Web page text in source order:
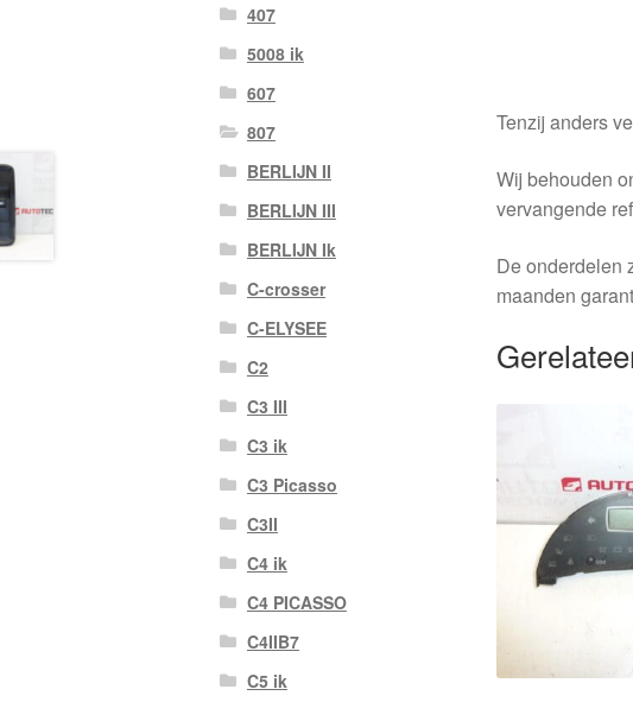
Tenzij anders
Wij behouden
vervangende
De onderdelen
maanden
407
5008 ik
607
807
BERLIJN II
BERLIJN III
BERLIJN Ik
C-crosser
C-ELYSEE
C2
C3 III
C3 ik
C3 Picasso
C3II
C4 ik
C4 PICASSO
C4IIB7
C5 ik